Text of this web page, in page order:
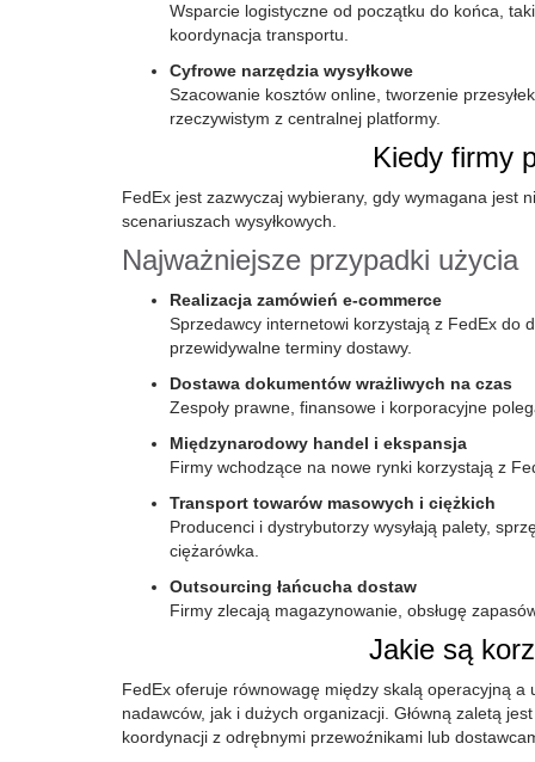
Wsparcie logistyczne od początku do końca,
koordynacja transportu.
Cyfrowe narzędzia wysyłkowe
Szacowanie kosztów online, tworzenie
rzeczywistym z centralnej platformy.
Kiedy firmy
FedEx jest zazwyczaj wybierany, gdy wymagana jest
scenariuszach wysyłkowych.
Najważniejsze przypadki użycia
Realizacja zamówień e-commerce
Sprzedawcy internetowi korzystają z FedEx do
przewidywalne terminy dostawy.
Dostawa dokumentów wrażliwych na czas
Zespoły prawne, finansowe i korporacyjne
Międzynarodowy handel i ekspansja
Firmy wchodzące na nowe rynki korzystają z
Transport towarów masowych i ciężkich
Producenci i dystrybutorzy wysyłają palety,
ciężarówka.
Outsourcing łańcucha dostaw
Firmy zlecają magazynowanie, obsługę
Jakie są
FedEx oferuje równowagę między skalą operacyjną
nadawców, jak i dużych organizacji. Główną zaletą
koordynacji z odrębnymi przewoźnikami lub